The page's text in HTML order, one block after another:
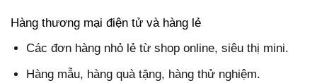
Hàng thương mại điện tử và hàng lẻ
Các đơn hàng nhỏ lẻ từ shop online, siêu thị mini.
Hàng mẫu, hàng quà tặng, hàng thử nghiệm.